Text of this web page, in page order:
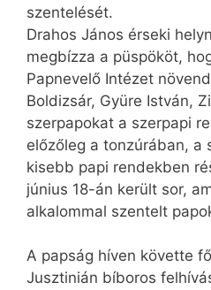
szentelését.
Drahos János érseki
megbízza a püspököt,
Papnevelő Intézet
Boldizsár, Gyüre István,
szerpapokat a szerpapi
előzőleg a tonzúrában, a
kisebb papi rendekben
június 18-án került sor,
alkalommal szentelt
A papság híven követte
Jusztinián bíboros